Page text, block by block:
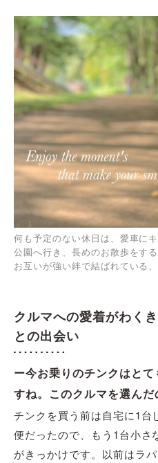
何も予定のない休日は、愛車に
公園へ行き、長めのお散歩をす
お互いが強い絆で結ばれている
クルマへの愛着がわく
との出会い
ー今お乗りのチンクはと
すね。このクルマを選んだ
チンクを買う前は自宅に1台
便だったので、もう1台小さ
がきっかけです。以前はラ